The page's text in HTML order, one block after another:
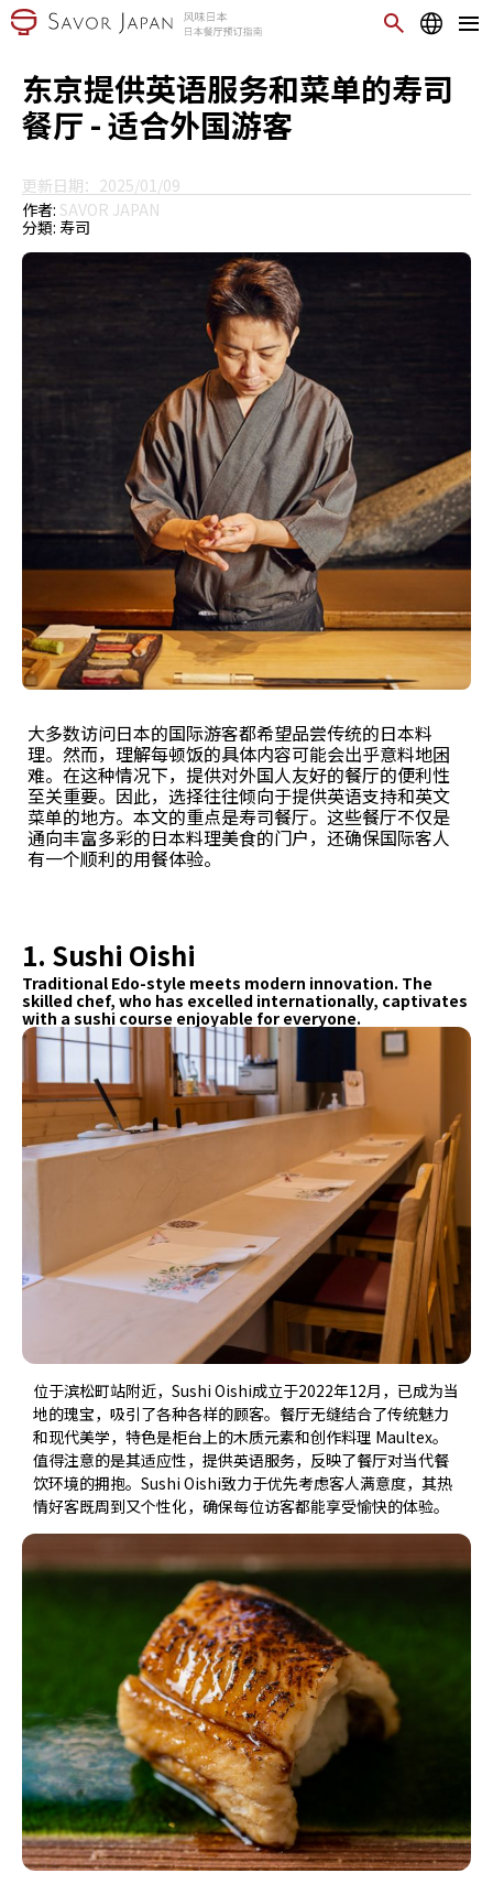
东京提供英语服务和菜单的寿司
餐厅 - 适合外国游客
更新日期：2025/01/09
作者: SAVOR JAPAN
分類: 寿司
大多数访问日本的国际游客都希望品尝传统的日本料
理。然而，理解每顿饭的具体内容可能会出乎意料地困
难。在这种情况下，提供对外国人友好的餐厅的便利性
至关重要。因此，选择往往倾向于提供英语支持和英文
菜单的地方。本文的重点是寿司餐厅。这些餐厅不仅是
通向丰富多彩的日本料理美食的门户，还确保国际客人
有一个顺利的用餐体验。
1. Sushi Oishi
Traditional Edo-style meets modern innovation. The
skilled chef, who has excelled internationally, captivates
with a sushi course enjoyable for everyone.
位于滨松町站附近，Sushi Oishi成立于2022年12月，已成为当
地的瑰宝，吸引了各种各样的顾客。餐厅无缝结合了传统魅力
和现代美学，特色是柜台上的木质元素和创作料理 Maultex。
值得注意的是其适应性，提供英语服务，反映了餐厅对当代餐
饮环境的拥抱。Sushi Oishi致力于优先考虑客人满意度，其热
情好客既周到又个性化，确保每位访客都能享受愉快的体验。